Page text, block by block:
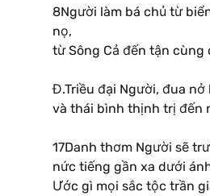
8Người làm bá chủ từ
nọ,
từ Sông Cả đến tận cùng
Đ.Triều đại Người, đua nở
và thái bình thịnh trị đến
17Danh thơm Người sẽ
nức tiếng gần xa dưới
Ước gì mọi sắc tộc trần